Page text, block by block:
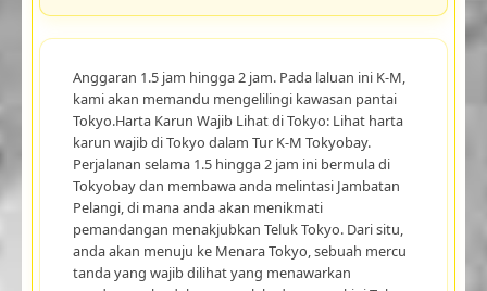
Anggaran 1.5 jam hingga 2 jam. Pada laluan ini K-M,
kami akan memandu mengelilingi kawasan pantai
Tokyo.Harta Karun Wajib Lihat di Tokyo: Lihat harta
karun wajib di Tokyo dalam Tur K-M Tokyobay.
Perjalanan selama 1.5 hingga 2 jam ini bermula di
Tokyobay dan membawa anda melintasi Jambatan
Pelangi, di mana anda akan menikmati
pemandangan menakjubkan Teluk Tokyo. Dari situ,
anda akan menuju ke Menara Tokyo, sebuah mercu
tanda yang wajib dilihat yang menawarkan